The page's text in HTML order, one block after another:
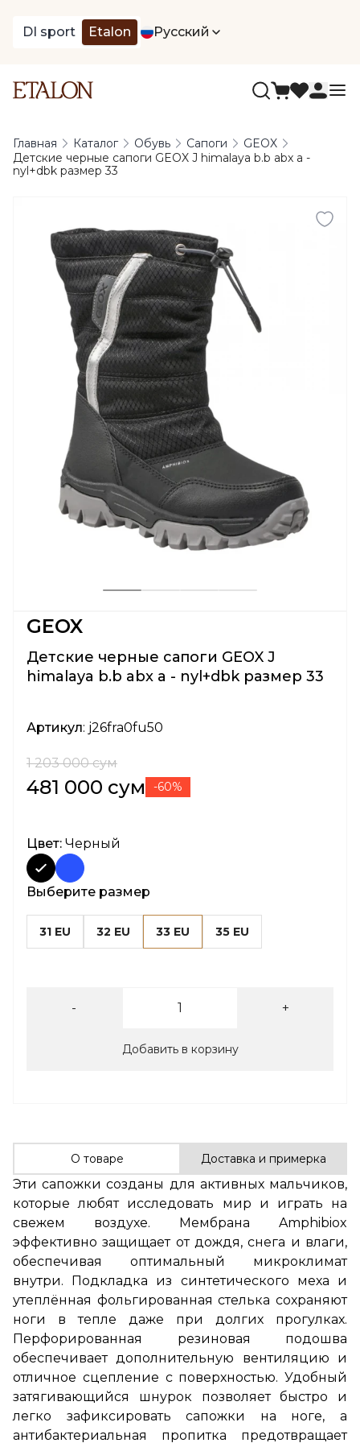
DI sport Etalon Русский
Главная Каталог Обувь Сапоги
GEOX
Детские черные сапоги GEOX J himalaya b.b abx a -
nyl+dbk размер 33
GEOX
Детские черные сапоги GEOX J
himalaya b.b abx a - nyl+dbk размер 33
Артикул: j26fra0fu50
1 203 000 сум
481 000 сум -60%
Цвет: Черный
Выберите размер
31 EU 32 EU 33 EU 35 EU
- +
Добавить в корзину
О товаре Доставка и примерка
Эти сапожки созданы для активных мальчиков,
которые любят исследовать мир и играть на
свежем воздухе. Мембрана Amphibiox
эффективно защищает от дождя, снега и влаги,
обеспечивая оптимальный микроклимат
внутри. Подкладка из синтетического меха и
утеплённая фольгированная стелька сохраняют
ноги в тепле даже при долгих прогулках.
Перфорированная резиновая подошва
обеспечивает дополнительную вентиляцию и
отличное сцепление с поверхностью. Удобный
затягивающийся шнурок позволяет быстро и
легко зафиксировать сапожки на ноге, а
антибактериальная пропитка предотвращает